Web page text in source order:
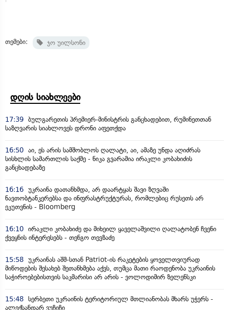
თემები: ჯო უილსონი
დღის სიახლეები
17:39 ბულგარეთის პრემიერ-მინისტრის განცხადებით, რუმინეთთან
საზღვარის სიახლოვეს დრონი აფეთქდა
16:50 აი, ეს არის სამშობლოს ღალატი, აი, ამაზე უნდა აღიძრას
სისხლის სამართლის საქმე - ნიკა გვარამია ირაკლი კობახიძის
განცხადებაზე
16:16 უკრაინა დათანხმდა, არ დაარტყას შავი ზღვაში
ნავთობტანკერებსა და ინფრასტრუქტურას, რომლებიც რუსეთს არ
ეკუთვნის - Bloomberg
16:10 ირაკლი კობახიძე და მიხეილ ყაველაშვილი ღალატობენ ჩვენი
ქვეყნის ინტერესებს - თენგო თევზაძე
15:58 უკრაინას აშშ-სთან Patriot-ის რაკეტების ყოველთვიურად
მიწოდების შესახებ შეთანხმება აქვს, თუმცა მათი რაოდენობა უკრაინის
საჭიროებებისთვის საკმარისი არ არის - ვოლოდიმირ ზელენსკი
15:48 სერბეთი უკრაინის ტერიტორიულ მთლიანობას მხარს უჭერს -
ალექსანდარ ვუჩიჩი